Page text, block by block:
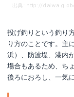
出典: http://
投げ釣りという釣り
り方のことです。主
浜）、防波堤、港内
場合もあるため、ち
後ろにおろし、一気